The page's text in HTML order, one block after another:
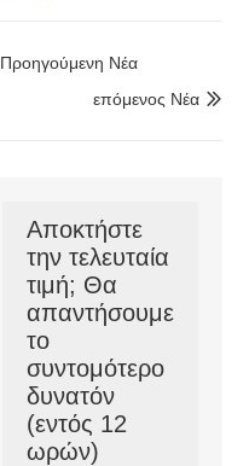
Προηγούμενη Νέα

επόμενος Νέα
Αποκτήστε
την τελευταία
τιμή; Θα
απαντήσουμε
το
συντομότερο
δυνατόν
(εντός 12
ωρών)